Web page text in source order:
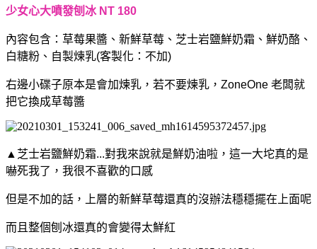
少女心大噴發刨冰 NT 180
內容包含：草莓果醬、新鮮草莓、芝士岩鹽鮮奶霜、鮮奶酪、
白糖粉、自製煉乳(客製化：不加)
右邊小碟子原本是會加煉乳，若不要煉乳，ZoneOne 老闆就
把它換成草莓醬
▲芝士岩鹽鮮奶霜...對我來說就是鮮奶油啦，這一大坨真的是
嚇死我了，我很不喜歡的口感
但是不加的話，上層的新鮮草莓還真的沒辦法穩穩擺在上面呢
而且整個刨冰還真的會變得太鮮紅